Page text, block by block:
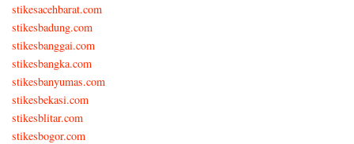
stikesacehbarat.com
stikesbadung.com
stikesbanggai.com
stikesbangka.com
stikesbanyumas.com
stikesbekasi.com
stikesblitar.com
stikesbogor.com